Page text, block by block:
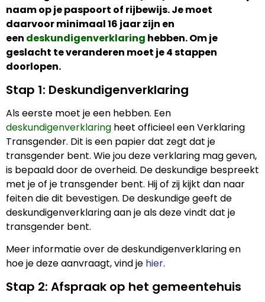
naam op je paspoort of rijbewijs. Je moet
daarvoor minimaal 16 jaar zijn en
een deskundigenverklaring hebben. Om je
geslacht te veranderen moet je 4 stappen
doorlopen.
Stap 1: Deskundigenverklaring
Als eerste moet je een hebben. Een
deskundigenverklaring heet officieel een Verklaring
Transgender. Dit is een papier dat zegt dat je
transgender bent. Wie jou deze verklaring mag geven,
is bepaald door de overheid. De deskundige bespreekt
met je of je transgender bent. Hij of zij kijkt dan naar
feiten die dit bevestigen. De deskundige geeft de
deskundigenverklaring aan je als deze vindt dat je
transgender bent.
Meer informatie over de deskundigenverklaring en
hoe je deze aanvraagt, vind je hier.
Stap 2: Afspraak op het gemeentehuis